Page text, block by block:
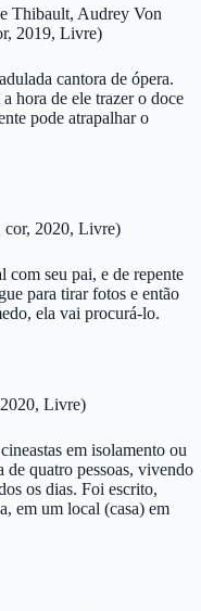
Thibault, Audrey Von
2019, Livre)
cantora de ópera.
hora de ele trazer o doce
pode atrapalhar o
cor, 2020, Livre)
com seu pai, e de repente
para tirar fotos e então
ela vai procurá-lo.
Livre)
em isolamento ou
quatro pessoas, vivendo
os dias. Foi escrito,
em um local (casa) em